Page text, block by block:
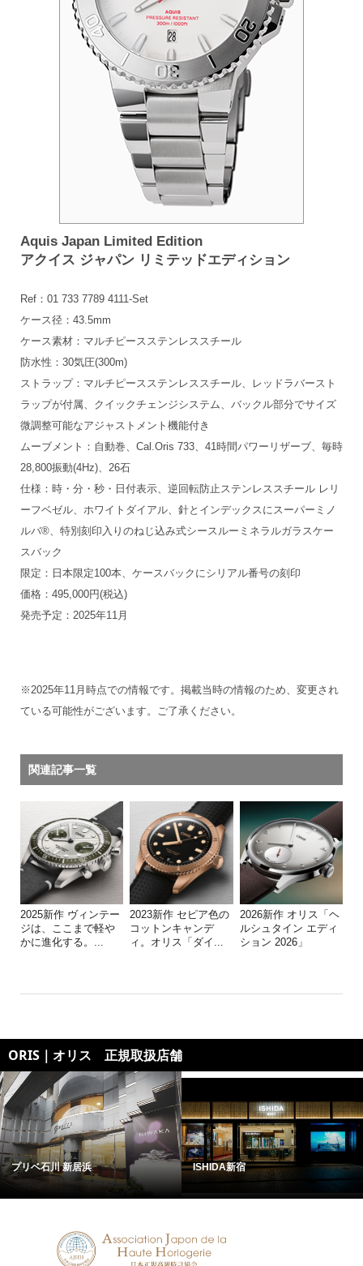
Aquis Japan Limited Edition
アクイス ジャパン リミテッドエディション
Ref：01 733 7789 4111-Set
ケース径：43.5mm
ケース素材：マルチピースステンレススチール
防水性：30気圧(300m)
ストラップ：マルチピースステンレススチール、レッドラバースト
ラップが付属、クイックチェンジシステム、バックル部分でサイズ
微調整可能なアジャストメント機能付き
ムーブメント：自動巻、Cal.Oris 733、41時間パワーリザーブ、毎時
28,800振動(4Hz)、26石
仕様：時・分・秒・日付表示、逆回転防止ステンレススチール レリ
ーフベゼル、ホワイトダイアル、針とインデックスにスーパーミノ
ルバ®、特別刻印入りのねじ込み式シースルーミネラルガラスケー
スバック
限定：日本限定100本、ケースバックにシリアル番号の刻印
価格：495,000円(税込)
発売予定：2025年11月
※2025年11月時点での情報です。掲載当時の情報のため、変更され
ている可能性がございます。ご了承ください。
関連記事一覧
2025新作 ヴィンテー
ジは、ここまで軽や
かに進化する。...
2023新作 セピア色の
コットンキャンデ
ィ。オリス「ダイ...
2026新作 オリス「ヘ
ルシュタイン エディ
ション 2026」
ORIS｜オリス 正規取扱店舗
プリベ石川 新居浜 ISHIDA新宿